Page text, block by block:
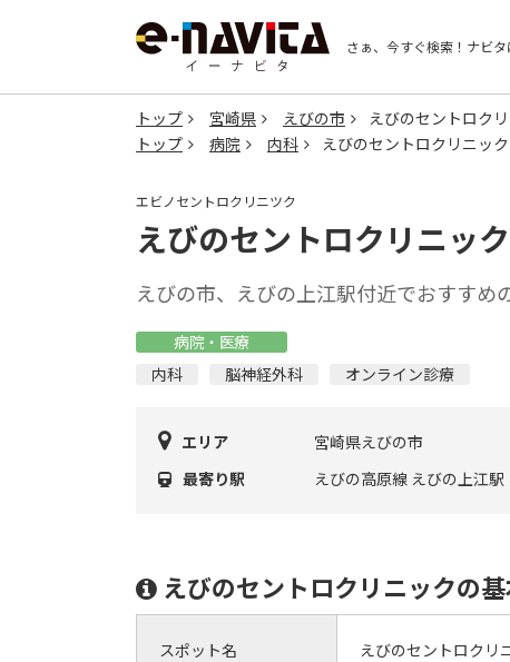
さぁ、今すぐ検索！ ナビ
トップ 宮崎県 えびの市
えびのセントロク
トップ
病院 内科 えびのセントロクリニック
エビノセントロクリニツク
えびのセントロクリニック
えびの市、えびの上江駅付近でおすすめ
病院・医療
内科
脳神経外科 オンライン診療
エリア
宮崎県えびの市
最寄り駅
えびの高原線 えびの上江駅
えびのセントロクリニックの
スポット名 えびのセントロクリ